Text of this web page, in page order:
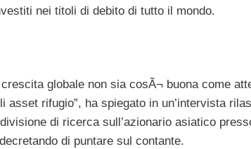
nei titoli di debito di tutto il mondo.
globale non sia cosÃ¬ buona come
rifugio”, ha spiegato in un’intervista
di ricerca sull’azionario asiatico
di puntare sul contante.